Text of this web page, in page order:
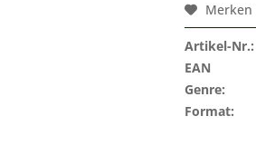
Merken
Artikel-Nr.:
EAN
Genre:
Format: